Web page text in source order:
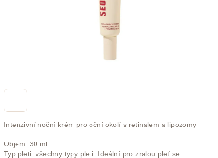
Intenzivní noční krém pro oční okolí s retinalem a lipozomy
Objem: 30 ml
Typ pleti: všechny typy pleti. Ideální pro zralou pleť se